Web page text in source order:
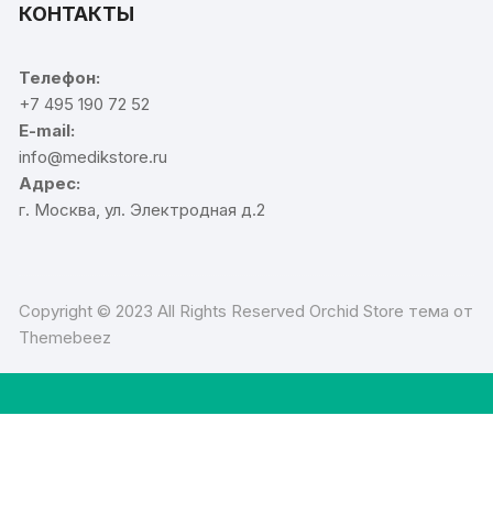
КОНТАКТЫ
Телефон:
+7 495 190 72 52
E-mail:
info@medikstore.ru
Адрес:
г. Москва, ул. Электродная д.2
Copyright © 2023 All Rights Reserved Orchid Store тема от
Themebeez